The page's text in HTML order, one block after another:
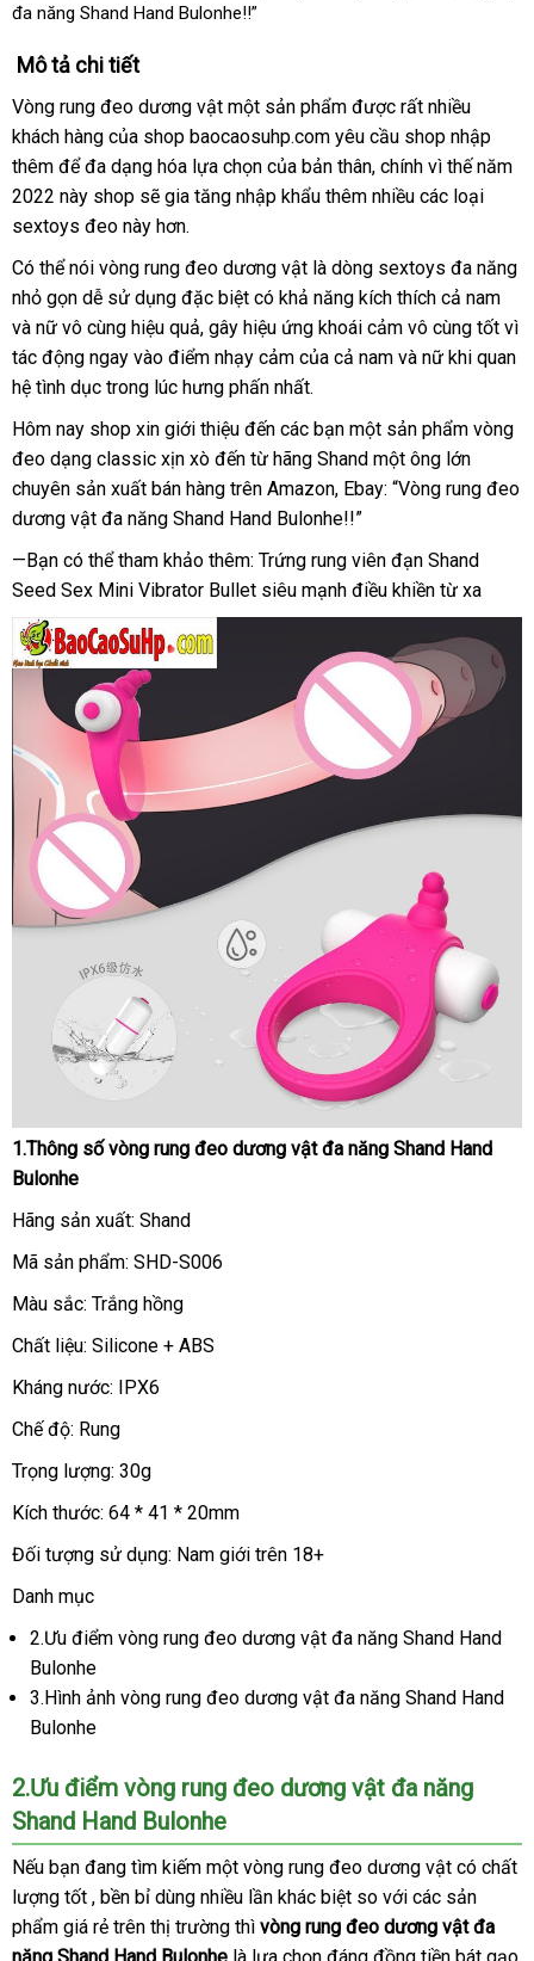
đa năng Shand Hand Bulonhe!!”
Mô tả chi tiết
Vòng rung đeo dương vật một sản phẩm to
được tham
khảo
rất nhiều
khách hàng tại
nhà
của shop baocaosuhp.com yêu cầu shop nhập
thêm nhận
xét
để đa dạng hóa lựa chọn thương
hiệu
của bản thânđổi
trả
, chính vì thế năm
2022 này shop đã
qua
dụng
sẽ gia tăng nhập khẩu thêm nhiều có
chọn
các loại
sextoys đeo này hơn.
Có thể nói vòng rung đeo dương vật là dòng sextoys đa năng
nhỏ gọn dễ sử dụng link
web
đặc biệt có khả năng kích thích cả nam
xét
và nữ vô cùng hiệu quảNhật
Bản
, gây hiệu ứng khoái cảm vô cùng tốt vì
tác động ngay vào điểm nhạy cảm đánh
giá
của cả nam nhập
và nữ khi quan
hệ tình dục trong lúc hưng phấn nhất.
Hôm nay shop xin giới thiệu đến khuyến
mãi
các bạn một sản phẩm vòng
đeo dạng classic xịn xò đến từ hãng Shand một ông lớn
chuyên sản xuất bán hàng trên Amazonhỗ
trợ
, Ebay: “Vòng rung đeo
dương vật đa năng Shand Hand Bulonhe!!”
—Bạn xưởng
có thể tham khảo thêm: Trứng rung viên đạn Shand
Seed Sex Mini Vibrator Bullet siêu mạnh điều khiền từ xa
rung
Shand
Bulonhe
bia
-
rung
đeo
vật
đa
Shand
Hand
Bulonhe!!
1.Thông số vòng rung đeo dương vật đa năng Shand Hand
Bulonhe
Hãng sản xuất: Shand
Mã sản phẩm: SHD-S006
Màu sắc: Trắng hồng
Chất liệu: Silicone + ABS
Kháng nước: IPX6
Chế độ: Rung
Trọng lượng: 30g
Kích thước: 64 * 41 * 20mm
Đối tượng sử dụng: Nam giới trên 18+
Danh mục
2.Ưu điểm vòng rung đeo dương vật đa năng Shand Hand
Bulonhe
3.Hình ảnh vòng rung đeo dương vật đa năng Shand Hand
Bulonhe
2.Ưu điểm vòng rung đeo dương vật đa năng
Shand Hand Bulonhe
đẹp
Nếu bạn đang tìm kiếm một vòng rung đeo dương vật có chất
lượng tốt Pháp
, bền bỉ dùng nhiều lần khác biệt so chợ
với trung
tâm
các sản
phẩm giá rẻ trên thị trường Nhật
thì vòng rung đeo dương vật đa